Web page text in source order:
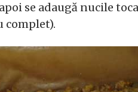
se adaugă nucile
complet).